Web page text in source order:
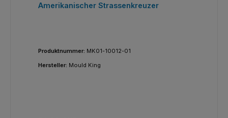
Amerikanischer Strassenkreuzer
Produktnummer: MK01-10012-01
Hersteller: Mould King